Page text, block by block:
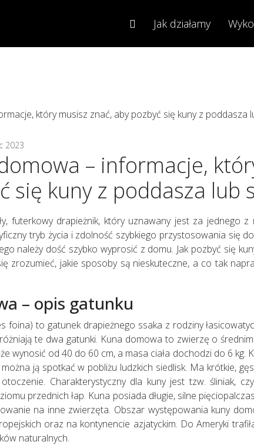
HOMEJak działamy
2023
– informacje,
się kuny z poddasza lub
futerkowy drapieżnik, który uznawany jest za jednego
tryb życia i zdolność szybkiego przystosowania się do
należy dość szybko wyprosić z domu. Jak pozbyć się
zrozumieć, jakie sposoby są nieskuteczne, a co tak
– opis gatunku
foina) to gatunek drapieżnego ssaka z rodziny
te dwa gatunki. Kuna domowa to zwierzę o
wynosić od 40 do 60 cm, a masa ciała dochodzi do 6
ją spotkać w pobliżu ludzkich siedlisk. Ma krótkie,
Charakterystyczny dla kuny jest tzw. śliniak,
przednich łap. Kuna posiada długie, silne
na inne zwierzęta. Obszar występowania kuny
oraz na kontynencie azjatyckim. Do Ameryki
naturalnych.